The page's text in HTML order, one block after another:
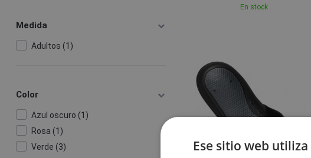
Medida
Adultos (1)
Color
Azul oscuro (1)
Rosa (1)
Verde (3)
En stock
Ese sitio web